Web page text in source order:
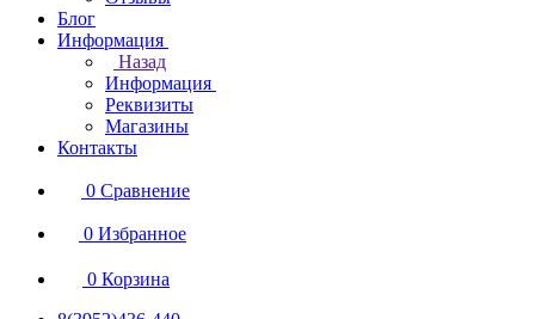
Блог
Информация
Назад
Информация
Реквизиты
Магазины
Контакты
0 Сравнение
0 Избранное
0 Корзина